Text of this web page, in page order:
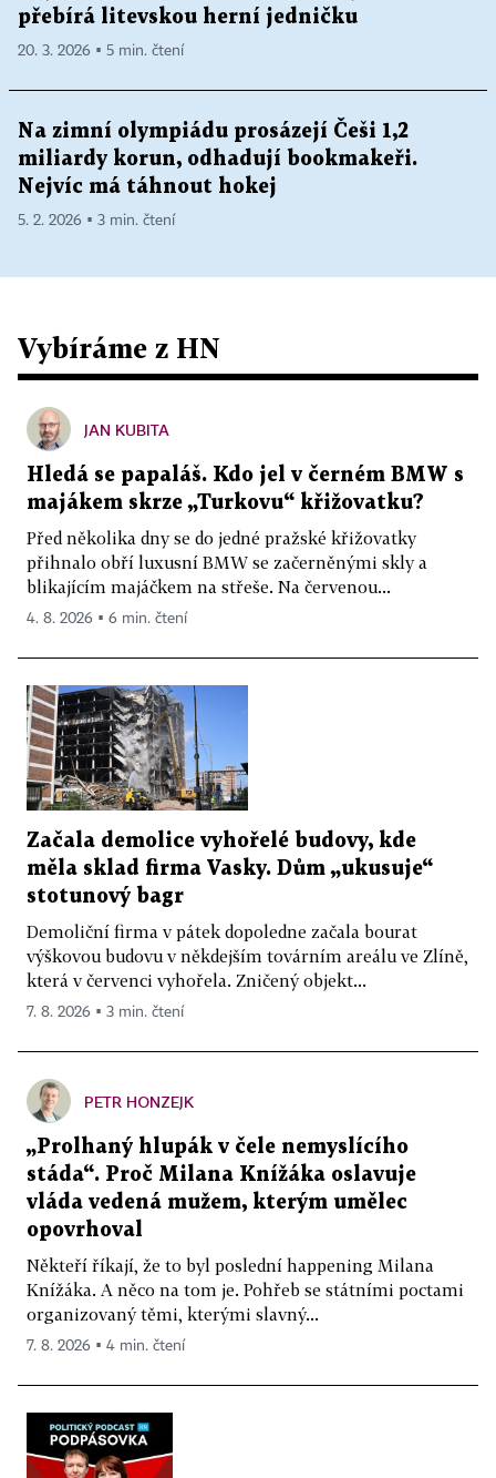
přebírá litevskou herní jedničku
20. 3. 2026 ▪ 5 min. čtení
Na zimní olympiádu prosázejí Češi 1,2
miliardy korun, odhadují bookmakeři.
Nejvíc má táhnout hokej
5. 2. 2026 ▪ 3 min. čtení
Vybíráme z HN
JAN KUBITA
Hledá se papaláš. Kdo jel v černém BMW s
majákem skrze „Turkovu“ křižovatku?
Před několika dny se do jedné pražské křižovatky
přihnalo obří luxusní BMW se začerněnými skly a
blikajícím majáčkem na střeše. Na červenou...
4. 8. 2026 ▪ 6 min. čtení
Začala demolice vyhořelé budovy, kde
měla sklad firma Vasky. Dům „ukusuje“
stotunový bagr
Demoliční firma v pátek dopoledne začala bourat
výškovou budovu v někdejším továrním areálu ve Zlíně,
která v červenci vyhořela. Zničený objekt...
7. 8. 2026 ▪ 3 min. čtení
PETR HONZEJK
„Prolhaný hlupák v čele nemyslícího
stáda“. Proč Milana Knížáka oslavuje
vláda vedená mužem, kterým umělec
opovrhoval
Někteří říkají, že to byl poslední happening Milana
Knížáka. A něco na tom je. Pohřeb se státními poctami
organizovaný těmi, kterými slavný...
7. 8. 2026 ▪ 4 min. čtení